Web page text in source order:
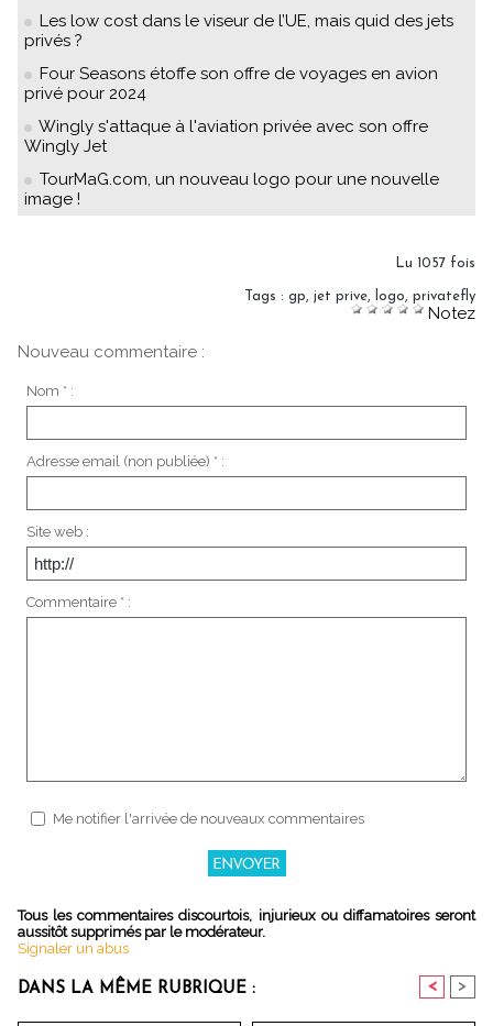
Les low cost dans le viseur de l’UE, mais quid des jets
privés ?
Four Seasons étoffe son offre de voyages en avion
privé pour 2024
Wingly s'attaque à l'aviation privée avec son offre
Wingly Jet
TourMaG.com, un nouveau logo pour une nouvelle
image !
Lu 1057 fois
Tags : gp, jet prive, logo, privatefly
Notez
Nouveau commentaire :
Nom * :
Adresse email (non publiée) * :
Site web :
Commentaire * :
Me notifier l'arrivée de nouveaux commentaires
Tous les commentaires discourtois, injurieux ou diffamatoires seront
aussitôt supprimés par le modérateur.
Signaler un abus
DANS LA MÊME RUBRIQUE : < >